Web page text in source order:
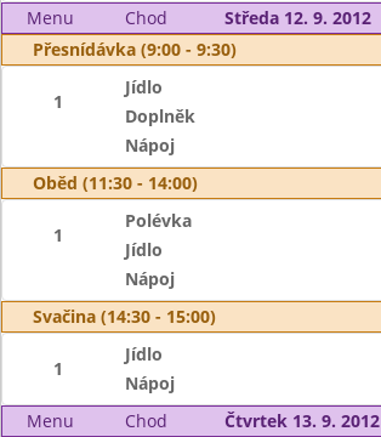
Menu
Chod
Středa 12. 9. 2012
Přesnídávka (9:00 - 9:30)
1
Jídlo
Doplněk
Nápoj
Oběd (11:30 - 14:00)
1
Polévka
Jídlo
Nápoj
Svačina (14:30 - 15:00)
1
Jídlo
Nápoj
Menu
Chod
Čtvrtek 13. 9. 2012